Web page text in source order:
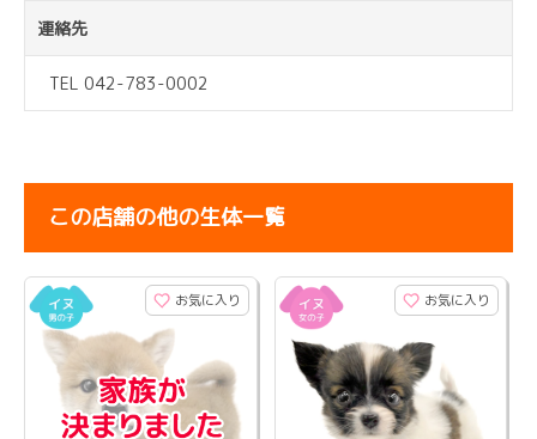
連絡先
TEL 042-783-0002
この店舗の他の生体一覧
お気に入り お気に入り